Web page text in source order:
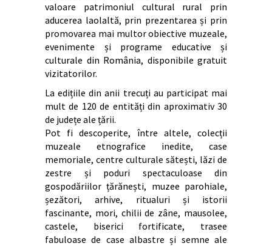
valoare patrimoniul cultural rural prin
aducerea laolaltă, prin prezentarea și prin
promovarea mai multor obiective muzeale,
evenimente și programe educative și
culturale din România, disponibile gratuit
vizitatorilor.
La edițiile din anii trecuți au participat mai
mult de 120 de entități din aproximativ 30
de județe ale țării.
Pot fi descoperite, între altele, colecții
muzeale etnografice inedite, case
memoriale, centre culturale sătești, lăzi de
zestre și poduri spectaculoase din
gospodăriilor țărănești, muzee parohiale,
șezători, arhive, ritualuri și istorii
fascinante, mori, chilii de zâne, mausolee,
castele, biserici fortificate, trasee
fabuloase de case albastre și semne ale